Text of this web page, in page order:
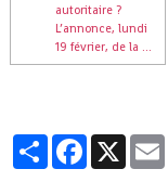
autoritaire ?
L’annonce, lundi
19 février, de la ...
PartagerFacebook
X